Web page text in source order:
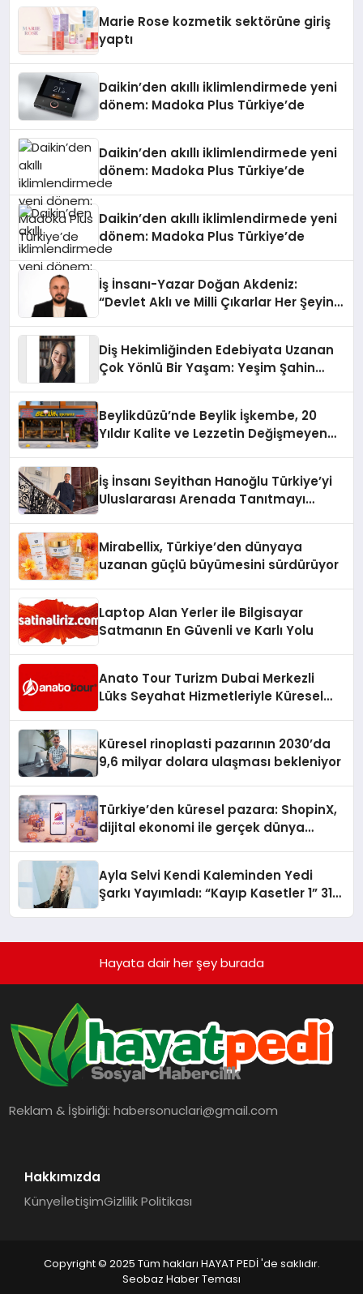
Marie Rose kozmetik sektörüne giriş
yaptı
Daikin’den akıllı iklimlendirmede yeni
dönem: Madoka Plus Türkiye’de
Daikin’den akıllı iklimlendirmede yeni
dönem: Madoka Plus Türkiye’de
Daikin’den akıllı iklimlendirmede yeni
dönem: Madoka Plus Türkiye’de
İş İnsanı-Yazar Doğan Akdeniz:
“Devlet Aklı ve Milli Çıkarlar Her Şeyin
Diş Hekimliğinden Edebiyata Uzanan
Çok Yönlü Bir Yaşam: Yeşim Şahin
Beylikdüzü’nde Beylik İşkembe, 20
Yıldır Kalite ve Lezzetin Değişmeyen
İş İnsanı Seyithan Hanoğlu Türkiye’yi
Uluslararası Arenada Tanıtmayı
Mirabellix, Türkiye’den dünyaya
uzanan güçlü büyümesini sürdürüyor
Laptop Alan Yerler ile Bilgisayar
Satmanın En Güvenli ve Karlı Yolu
Anato Tour Turizm Dubai Merkezli
Lüks Seyahat Hizmetleriyle Küresel
Küresel rinoplasti pazarının 2030’da
9,6 milyar dolara ulaşması bekleniyor
Türkiye’den küresel pazara: ShopinX,
dijital ekonomi ile gerçek dünya
Ayla Selvi Kendi Kaleminden Yedi
Şarkı Yayımladı: “Kayıp Kasetler 1” 31
Hayata dair her şey burada
Reklam & İşbirliği:habersonuclari@gmail.com
Hakkımızda
KünyeİletişimGizlilik Politikası
Copyright © 2025 Tüm hakları HAYAT PEDİ 'de saklıdır.
Seobaz Haber Teması